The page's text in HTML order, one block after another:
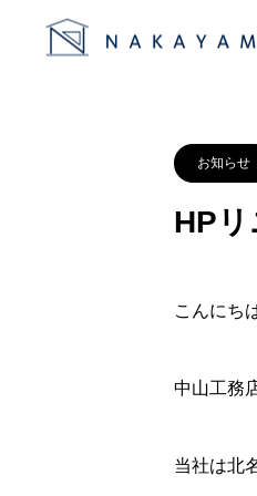
お
お知らせ
HPリ
こんにち
中山工務
当社は北